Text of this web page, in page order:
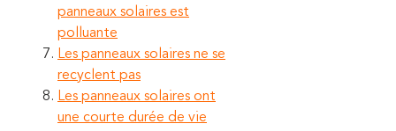
panneaux solaires est
polluante
Les panneaux solaires ne se
recyclent pas
Les panneaux solaires ont
une courte durée de vie